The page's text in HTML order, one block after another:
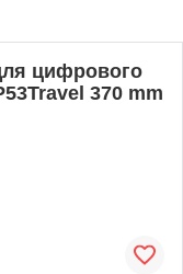
цифрового
370 mm